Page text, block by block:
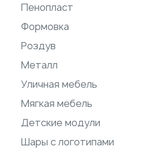
Пенопласт
Формовка
Роздув
Металл
Уличная мебель
Мягкая мебель
Детские модули
Шары с логотипами